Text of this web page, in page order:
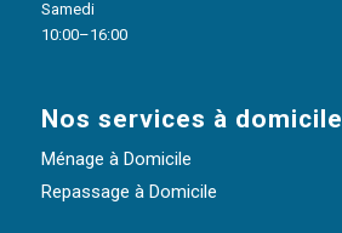
Samedi
10:00–16:00
Nos services à domicile
Ménage à Domicile
Repassage à Domicile